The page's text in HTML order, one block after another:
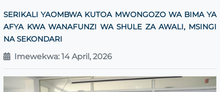
SERIKALI YAOMBWA KUTOA MWONGOZO WA BIMA YA
AFYA KWA WANAFUNZI WA SHULE ZA AWALI, MSINGI
NA SEKONDARI
Imewekwa: 14 April, 2026